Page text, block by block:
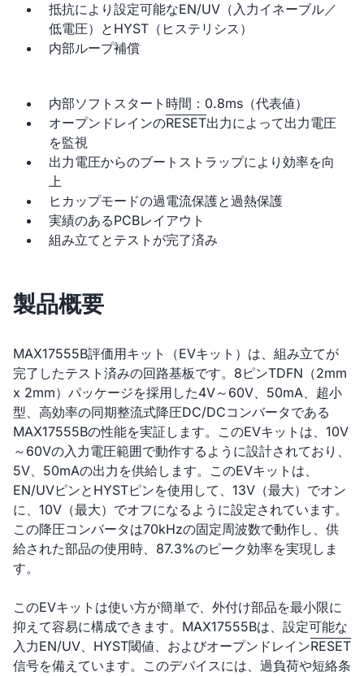
抵抗により設定可能なEN/UV（入力イネーブル／
低電圧）とHYST（ヒステリシス）
内部ループ補償
内部ソフトスタート時間：0.8ms（代表値）
オープンドレインのRESET出力によって出力電圧
を監視
出力電圧からのブートストラップにより効率を向
上
ヒカップモードの過電流保護と過熱保護
実績のあるPCBレイアウト
組み立てとテストが完了済み
製品概要
MAX17555B評価用キット（EVキット）は、組み立てが
完了したテスト済みの回路基板です。8ピンTDFN（2mm
x 2mm）パッケージを採用した4V～60V、50mA、超小
型、高効率の同期整流式降圧DC/DCコンバータである
MAX17555Bの性能を実証します。このEVキットは、10V
～60Vの入力電圧範囲で動作するように設計されており、
5V、50mAの出力を供給します。このEVキットは、
EN/UVピンとHYSTピンを使用して、13V（最大）でオン
に、10V（最大）でオフになるように設定されています。
この降圧コンバータは70kHzの固定周波数で動作し、供
給された部品の使用時、87.3%のピーク効率を実現しま
す。
このEVキットは使い方が簡単で、外付け部品を最小限に
抑えて容易に構成できます。MAX17555Bは、設定可能な
入力EN/UV、HYST閾値、およびオープンドレインRESET
信号を備えています。このデバイスには、過負荷や短絡条